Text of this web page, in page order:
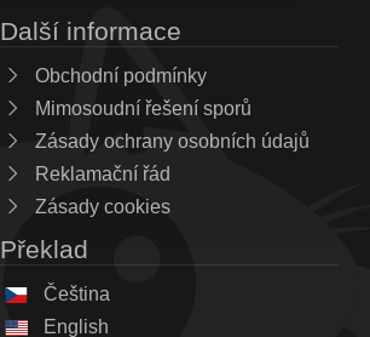
Další informace
Obchodní podmínky
Mimosoudní řešení sporů
Zásady ochrany osobních údajů
Reklamační řád
Zásady cookies
Překlad
Čeština
English